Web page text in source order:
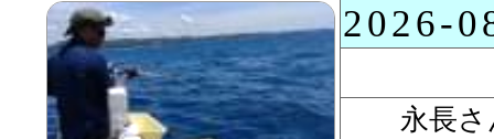
2026-
永長